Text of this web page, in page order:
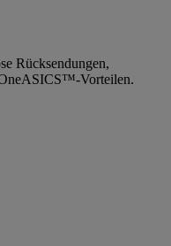
Rücksendungen,
Vorteilen.